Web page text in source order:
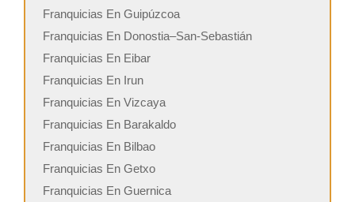
Franquicias En Guipúzcoa
Franquicias En Donostia–San-Sebastián
Franquicias En Eibar
Franquicias En Irun
Franquicias En Vizcaya
Franquicias En Barakaldo
Franquicias En Bilbao
Franquicias En Getxo
Franquicias En Guernica